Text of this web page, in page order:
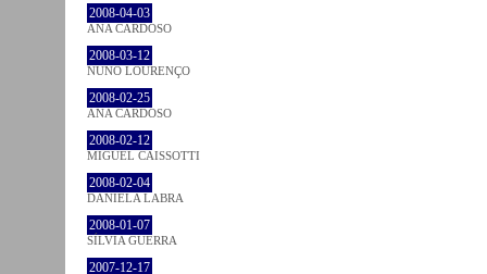
2008-04-03
ANA CARDOSO
2008-03-12
NUNO LOURENÇO
2008-02-25
ANA CARDOSO
2008-02-12
MIGUEL CAISSOTTI
2008-02-04
DANIELA LABRA
2008-01-07
SÍLVIA GUERRA
2007-12-17